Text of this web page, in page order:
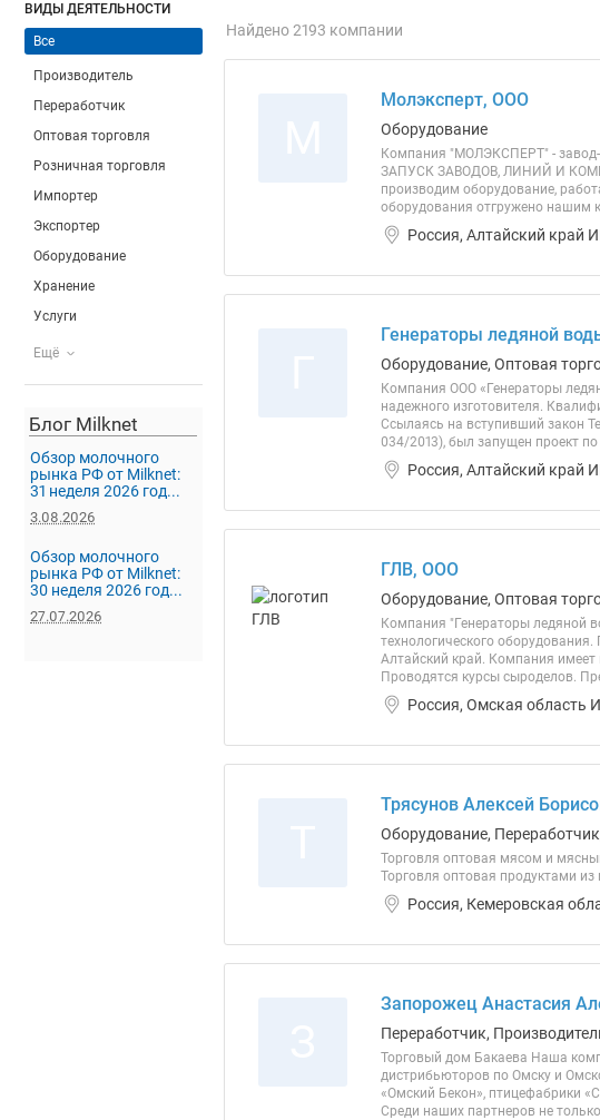
ВИДЫ ДЕЯТЕЛЬНОСТИ
Все
Производитель
Переработчик
Оптовая торговля
Розничная торговля
Импортер
Экспортер
Оборудование
Хранение
Услуги
Ещё
Блог Milknet
Обзор молочного
рынка РФ от Milknet:
31 неделя 2026 год...
3.08.2026
Обзор молочного
рынка РФ от Milknet:
30 неделя 2026 год...
27.07.2026
Найдено 2193 компании
Молэксперт, ООО
Оборудование
Компания "МОЛЭКСПЕРТ" -
ЗАПУСК ЗАВОДОВ, ЛИНИЙ И
производим оборудование,
оборудования отгружено нашим
Россия, Алтайский край
Генераторы ледяной
Оборудование, Оптовая
Компания ООО «Генераторы
надежного изготовителя.
Ссылаясь на вступивший закон
034/2013), был запущен проект
Россия, Алтайский край
ГЛВ, ООО
Оборудование, Оптовая
Компания "Генераторы ледяной
технологического
Алтайский край. Компания имеет
Проводятся курсы сыроделов.
Россия, Омская область
Трясунов Алексей
Оборудование,
Торговля оптовая мясом и
Торговля оптовая продуктами
Россия, Кемеровская
Запорожец Анастасия
Переработчик,
Торговый дом Бакаева Наша
дистрибьюторов по Омску и
«Омский Бекон», птицефабрики
Среди наших партнеров не